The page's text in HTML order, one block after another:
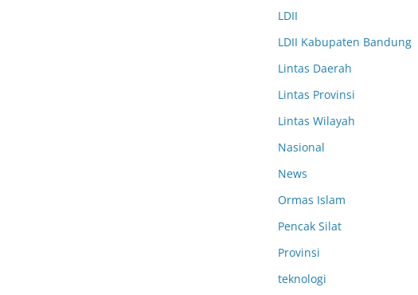
LDII
LDII Kabupaten Bandung
Lintas Daerah
Lintas Provinsi
Lintas Wilayah
Nasional
News
Ormas Islam
Pencak Silat
Provinsi
teknologi